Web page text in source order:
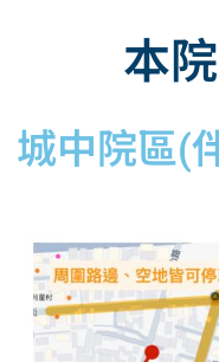
本
城中院區(